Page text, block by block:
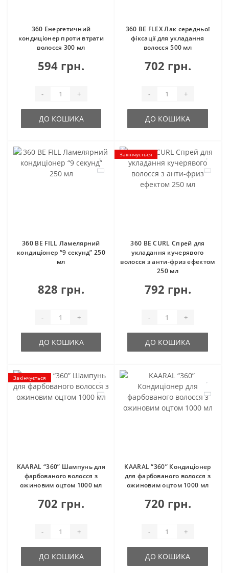
360 Енергетичний
кондиціонер проти втрати
волосся 300 мл
594 грн.
- +
ДО КОШИКА
360 BE FLEX Лак середньої
фіксації для укладання
волосся 500 мл
702 грн.
- +
ДО КОШИКА
360 BE FILL Ламелярний
кондиціонер “9 секунд” 250
мл
828 грн.
- +
ДО КОШИКА
Закінчується
360 BE CURL Спрей для
укладання кучерявого
волосся з анти-фриз ефектом
250 мл
792 грн.
- +
ДО КОШИКА
Закінчується
KAARAL “360” Шампунь для
фарбованого волосся з
ожиновим оцтом 1000 мл
702 грн.
- +
ДО КОШИКА
KAARAL “360” Кондиціонер
для фарбованого волосся з
ожиновим оцтом 1000 мл
720 грн.
- +
ДО КОШИКА